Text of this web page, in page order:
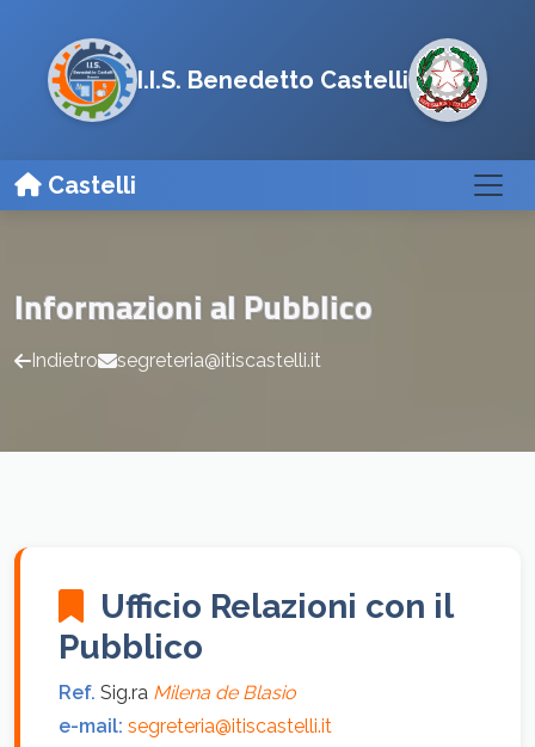
I.I.S. Benedetto Castelli
Castelli
Informazioni al Pubblico
Indietro segreteria@itiscastelli.it
Ufficio Relazioni con il
Pubblico
Ref. Sig.ra Milena de Blasio
e-mail: segreteria@itiscastelli.it